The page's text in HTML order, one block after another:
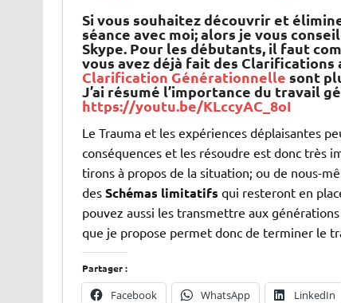
Si vous souhaitez découvrir et
séance avec moi; alors je vous
Skype. Pour les débutants, il faut
vous avez déjà fait des Clarifications
Clarification Générationnelle sont
J’ai résumé l’importance du travail
https://youtu.be/KLccyAC_8oI
Le Trauma et les expériences déplaisantes
conséquences et les résoudre est donc très
tirons à propos de la situation; ou de nous-
des Schémas limitatifs qui resteront en
pouvez aussi les transmettre aux
que je propose permet donc de terminer le
Partager :
Facebook WhatsApp LinkedIn